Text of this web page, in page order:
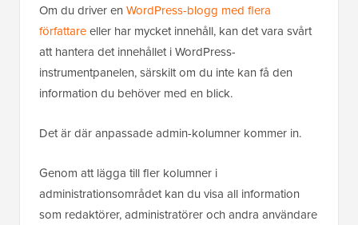
Om du driver en WordPress-blogg med flera
författareeller har mycket innehåll, kan det vara svårt
att hantera det innehållet i WordPress-
instrumentpanelen, särskilt om du inte kan få den
information du behöver med en blick.
Det är där anpassade admin-kolumner kommer in.
Genom att lägga till fler kolumner i
administrationsområdet kan du visa all information
som redaktörer, administratörer och andra användare